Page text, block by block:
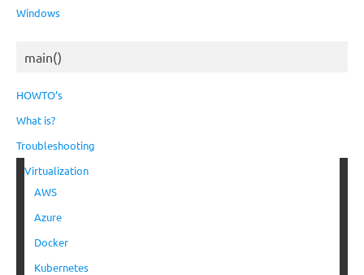
Windows
main()
HOWTO’s
What is?
Troubleshooting
Virtualization
AWS
Azure
Docker
Kubernetes